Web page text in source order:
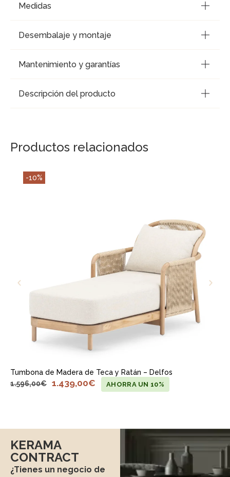
Medidas
Desembalaje y montaje
Mantenimiento y garantías
Descripción del producto
Productos relacionados
-10%
de Madera de Teca y Ratán – Delfos
€ 1.439,00€ AHORRA UN 10%
KERAMA
CONTRACT
¿Tienes un negocio de